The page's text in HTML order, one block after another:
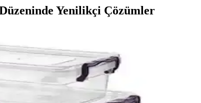
Yenilikçi Çözümler